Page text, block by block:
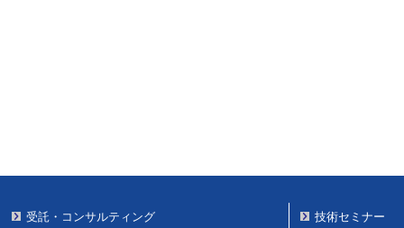
受託・コンサルティング 技術セミナー